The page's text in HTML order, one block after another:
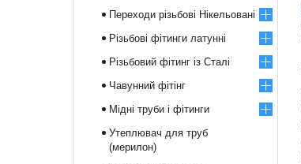
Переходи різьбові Нікельовані
Різьбові фітинги латунні
Різьбовий фітинг із Сталі
Чавунний фітінг
Мідні труби і фітинги
Утеплювач для труб
(мерилон)